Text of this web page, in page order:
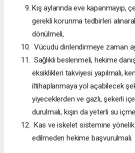
Kış aylarında eve kapanmayıp,
gerekli korunma tedbirleri
dönülmeli,
Vücudu dinlendirmeye zaman
Sağlıklı beslenmeli, hekime
eksiklikleri takviyesi yapılmalı,
iltihaplanmaya yol açabilecek
yiyeceklerden ve gazlı, şekerli
durulmalı, kışın da yeterli su
Kas ve iskelet sistemine
edilmeden hekime başvurulmalı.